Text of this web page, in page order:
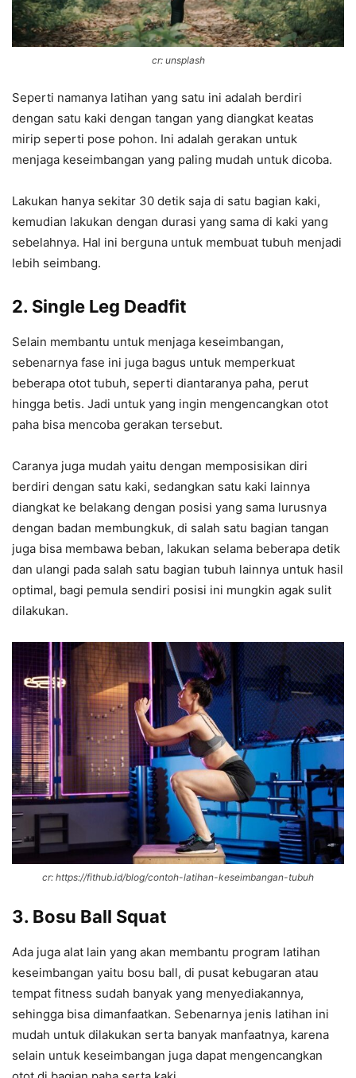
cr: unsplash
Seperti namanya latihan yang satu ini adalah berdiri
dengan satu kaki dengan tangan yang diangkat keatas
mirip seperti pose pohon. Ini adalah gerakan untuk
menjaga keseimbangan yang paling mudah untuk dicoba.
Lakukan hanya sekitar 30 detik saja di satu bagian kaki,
kemudian lakukan dengan durasi yang sama di kaki yang
sebelahnya. Hal ini berguna untuk membuat tubuh menjadi
lebih seimbang.
2. Single Leg Deadfit
Selain membantu untuk menjaga keseimbangan,
sebenarnya fase ini juga bagus untuk memperkuat
beberapa otot tubuh, seperti diantaranya paha, perut
hingga betis. Jadi untuk yang ingin mengencangkan otot
paha bisa mencoba gerakan tersebut.
Caranya juga mudah yaitu dengan memposisikan diri
berdiri dengan satu kaki, sedangkan satu kaki lainnya
diangkat ke belakang dengan posisi yang sama lurusnya
dengan badan membungkuk, di salah satu bagian tangan
juga bisa membawa beban, lakukan selama beberapa detik
dan ulangi pada salah satu bagian tubuh lainnya untuk hasil
optimal, bagi pemula sendiri posisi ini mungkin agak sulit
dilakukan.
cr: https://fithub.id/blog/contoh-latihan-keseimbangan-tubuh
3. Bosu Ball Squat
Ada juga alat lain yang akan membantu program latihan
keseimbangan yaitu bosu ball, di pusat kebugaran atau
tempat fitness sudah banyak yang menyediakannya,
sehingga bisa dimanfaatkan. Sebenarnya jenis latihan ini
mudah untuk dilakukan serta banyak manfaatnya, karena
selain untuk keseimbangan juga dapat mengencangkan